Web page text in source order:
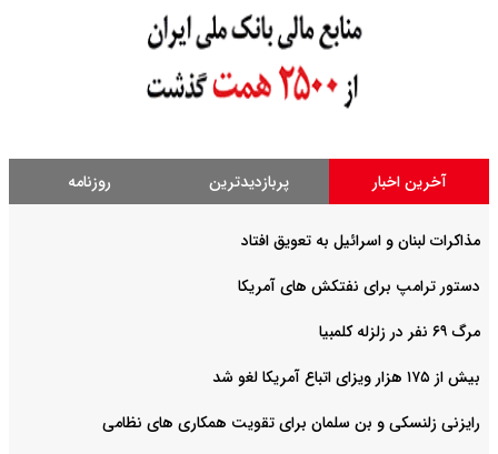
آخرین اخبار پربازدیدترین روزنامه
مذاکرات لبنان و اسرائیل به تعویق افتاد
دستور ترامپ برای نفتکش های آمریکا
مرگ ۶۹ نفر در زلزله کلمبیا
بیش از ۱۷۵ هزار ویزای اتباع آمریکا لغو شد
رایزنی زلنسکی و بن سلمان برای تقویت همکاری های نظامی